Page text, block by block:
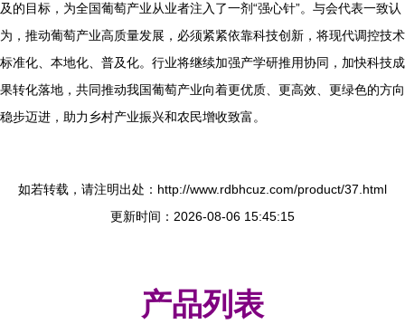
及的目标，为全国葡萄产业从业者注入了一剂“强心针”。与会代表一致认
为，推动葡萄产业高质量发展，必须紧紧依靠科技创新，将现代调控技术
标准化、本地化、普及化。行业将继续加强产学研推用协同，加快科技成
果转化落地，共同推动我国葡萄产业向着更优质、更高效、更绿色的方向
稳步迈进，助力乡村产业振兴和农民增收致富。
如若转载，请注明出处：http://www.rdbhcuz.com/product/37.html
更新时间：2026-08-06 15:45:15
产品列表